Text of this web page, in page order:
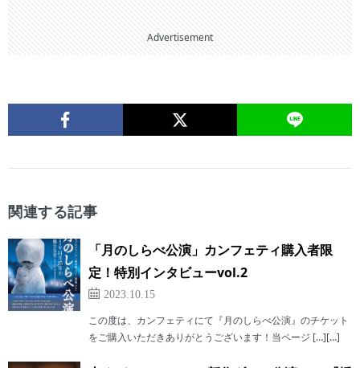
Advertisement
関連する記事
「月のしらべ公演」カンフェティ購入者限
定！特別インタビューvol.2
2023.10.15
この度は、カンフェティにて『月のしらべ公演』のチケット
をご購入いただきありがとうございます！当ページ […][…]